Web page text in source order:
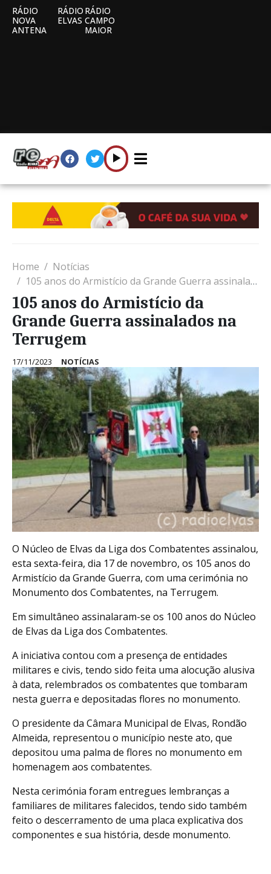
RÁDIO
NOVA
ANTENA
RÁDIO
ELVAS
RÁDIO
CAMPO
MAIOR
Home
Notícias
105 anos do Armistício da Grande Guerra assinalados na Terrugem
105 anos do Armistício da
Grande Guerra assinalados na
Terrugem
17/11/2023 NOTÍCIAS
O Núcleo de Elvas da Liga dos Combatentes assinalou,
esta sexta-feira, dia 17 de novembro, os 105 anos do
Armistício da Grande Guerra, com uma cerimónia no
Monumento dos Combatentes, na Terrugem.
Em simultâneo assinalaram-se os 100 anos do Núcleo
de Elvas da Liga dos Combatentes.
A iniciativa contou com a presença de entidades
militares e civis, tendo sido feita uma alocução alusiva
à data, relembrados os combatentes que tombaram
nesta guerra e depositadas flores no monumento.
O presidente da Câmara Municipal de Elvas, Rondão
Almeida, representou o município neste ato, que
depositou uma palma de flores no monumento em
homenagem aos combatentes.
Nesta cerimónia foram entregues lembranças a
familiares de militares falecidos, tendo sido também
feito o descerramento de uma placa explicativa dos
componentes e sua história, desde monumento.